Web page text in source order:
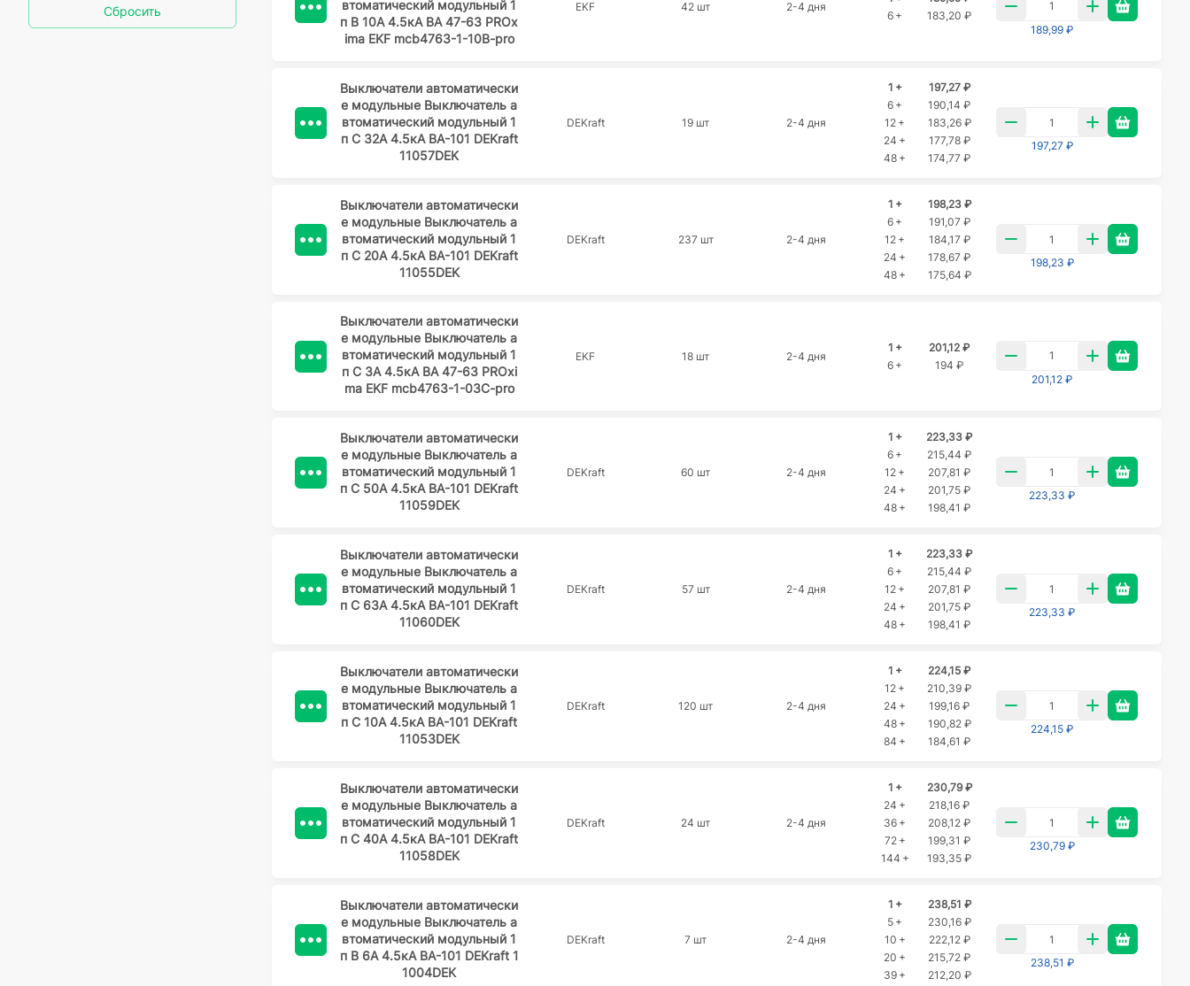
Сбросить
втоматический модульный 1
п B 10А 4.5кА ВА 47-63 PROx
ima EKF mcb4763-1-10B-pro
EKF 42 шт 2-4 дня
6 +
183,20 ₽
189,99 ₽
Выключатели автоматически
е модульные Выключатель а
втоматический модульный 1
п C 32А 4.5кА ВА-101 DEKraft
11057DEK
DEKraft 19 шт 2-4 дня
1 +
197,27 ₽
6 +
190,14 ₽
12 +
183,26 ₽
24 +
177,78 ₽
48 +
174,77 ₽
197,27 ₽
Выключатели автоматически
е модульные Выключатель а
втоматический модульный 1
п C 20А 4.5кА ВА-101 DEKraft
11055DEK
DEKraft 237 шт 2-4 дня
1 +
198,23 ₽
6 +
191,07 ₽
12 +
184,17 ₽
24 +
178,67 ₽
48 +
175,64 ₽
198,23 ₽
Выключатели автоматически
е модульные Выключатель а
втоматический модульный 1
п C 3А 4.5кА ВА 47-63 PROxi
ma EKF mcb4763-1-03C-pro
EKF 18 шт 2-4 дня
1 +
201,12 ₽
6 +
194 ₽
201,12 ₽
Выключатели автоматически
е модульные Выключатель а
втоматический модульный 1
п C 50А 4.5кА ВА-101 DEKraft
11059DEK
DEKraft 60 шт 2-4 дня
1 +
223,33 ₽
6 +
215,44 ₽
12 +
207,81 ₽
24 +
201,75 ₽
48 +
198,41 ₽
223,33 ₽
Выключатели автоматически
е модульные Выключатель а
втоматический модульный 1
п C 63А 4.5кА ВА-101 DEKraft
11060DEK
DEKraft 57 шт 2-4 дня
1 +
223,33 ₽
6 +
215,44 ₽
12 +
207,81 ₽
24 +
201,75 ₽
48 +
198,41 ₽
223,33 ₽
Выключатели автоматически
е модульные Выключатель а
втоматический модульный 1
п C 10А 4.5кА ВА-101 DEKraft
11053DEK
DEKraft 120 шт 2-4 дня
1 +
224,15 ₽
12 +
210,39 ₽
24 +
199,16 ₽
48 +
190,82 ₽
84 +
184,61 ₽
224,15 ₽
Выключатели автоматически
е модульные Выключатель а
втоматический модульный 1
п C 40А 4.5кА ВА-101 DEKraft
11058DEK
DEKraft 24 шт 2-4 дня
1 +
230,79 ₽
24 +
218,16 ₽
36 +
208,12 ₽
72 +
199,31 ₽
144 +
193,35 ₽
230,79 ₽
Выключатели автоматически
е модульные Выключатель а
втоматический модульный 1
п B 6А 4.5кА ВА-101 DEKraft 1
1004DEK
DEKraft 7 шт 2-4 дня
1 +
238,51 ₽
5 +
230,16 ₽
10 +
222,12 ₽
20 +
215,72 ₽
39 +
212,20 ₽
238,51 ₽